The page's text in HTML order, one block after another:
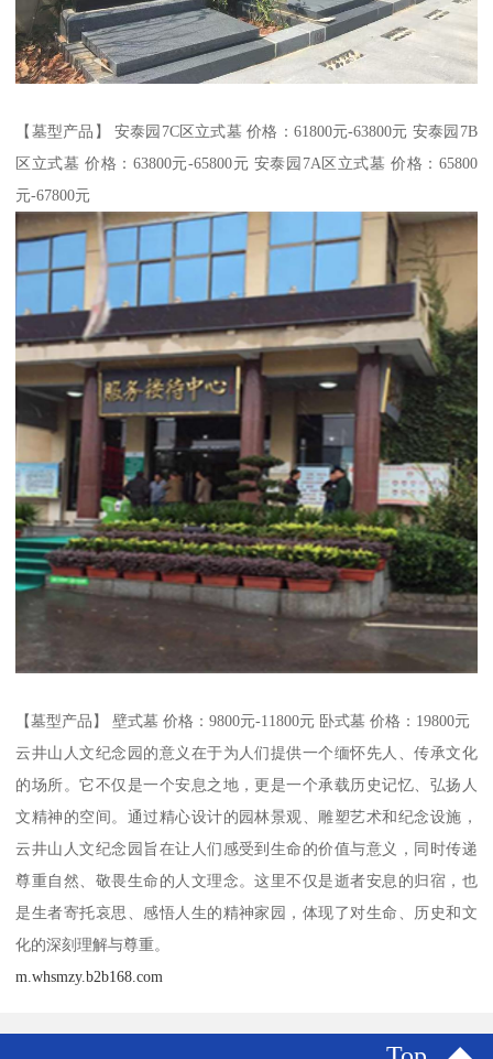
【墓型产品】 安泰园7C区立式墓 价格：61800元-63800元 安泰园7B
区立式墓 价格：63800元-65800元 安泰园7A区立式墓 价格：65800
元-67800元
【墓型产品】 壁式墓 价格：9800元-11800元 卧式墓 价格：19800元
云井山人文纪念园的意义在于为人们提供一个缅怀先人、传承文化
的场所。它不仅是一个安息之地，更是一个承载历史记忆、弘扬人
文精神的空间。通过精心设计的园林景观、雕塑艺术和纪念设施，
云井山人文纪念园旨在让人们感受到生命的价值与意义，同时传递
尊重自然、敬畏生命的人文理念。这里不仅是逝者安息的归宿，也
是生者寄托哀思、感悟人生的精神家园，体现了对生命、历史和文
化的深刻理解与尊重。
m.whsmzy.b2b168.com